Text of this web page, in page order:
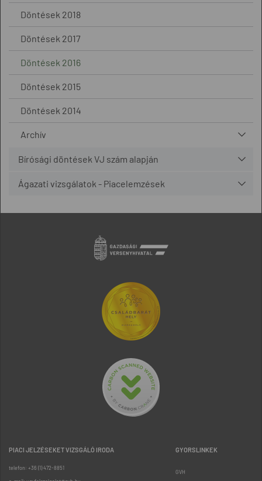
Döntések 2018
Döntések 2017
Döntések 2016
Döntések 2015
Döntések 2014
Archív
Bírósági döntések VJ szám alapján
Ágazati vizsgálatok - Piacelemzések
PIACI JELZÉSEKET VIZSGÁLÓ IRODA
telefon: +36 (1) 472-8851
GYORSLINKEK
GVH